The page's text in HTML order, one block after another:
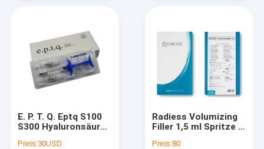
E. P. T. Q. Eptq S100
S300 Hyaluronsäure
Faltenfüllstoff
Preis:30USD
Radiess Volumizing
Filler 1,5 ml Spritze 1
1,5cc 3cc
Preis:80